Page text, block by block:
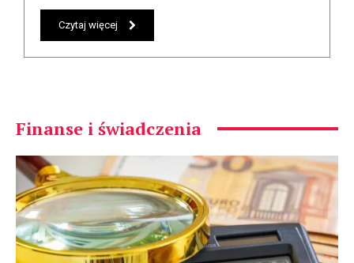
Czytaj więcej
Finanse i świadczenia